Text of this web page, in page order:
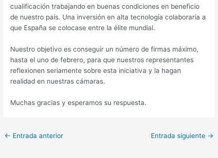
cualificación trabajando en buenas condiciones en beneficio
de nuestro país. Una inversión en alta tecnología colaboraría a
que España se colocase entre la élite mundial.
Nuestro objetivo es conseguir un número de firmas máximo,
hasta el uno de febrero, para que nuestros representantes
reflexionen seriamente sobre esta iniciativa y la hagan
realidad en nuestras cámaras.
Muchas gracias y esperamos su respuesta.
← Entrada anterior Entrada siguiente →